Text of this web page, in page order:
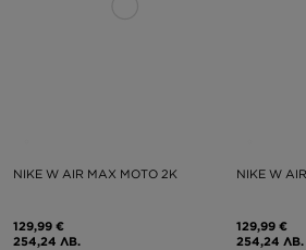
NIKE W AIR MAX MOTO 2K
129,99 €
254,24 ЛВ.
NIKE W
129,99 €
254,24 ЛВ.